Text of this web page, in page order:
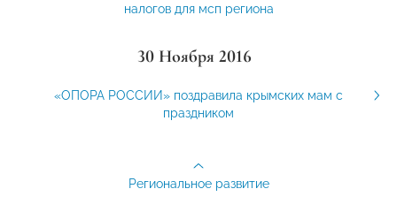
налогов для мсп региона
30 Ноября 2016
«ОПОРА РОССИИ» поздравила крымских мам с
праздником
Региональное развитие